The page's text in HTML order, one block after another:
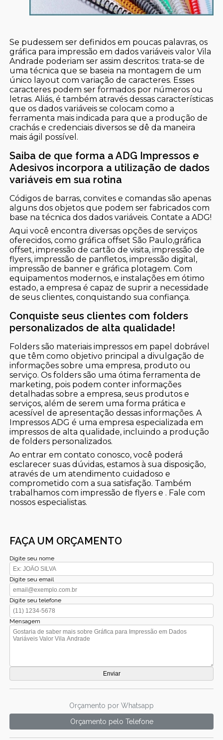
Se pudessem ser definidos em poucas palavras, os
gráfica para impressão em dados variáveis valor Vila
Andrade poderiam ser assim descritos: trata-se de
uma técnica que se baseia na montagem de um
único layout com variação de caracteres. Esses
caracteres podem ser formados por números ou
letras. Aliás, é também através dessas características
que os dados variáveis se colocam como a
ferramenta mais indicada para que a produção de
crachás e credenciais diversos se dê da maneira
mais ágil possível.
Saiba de que forma a ADG Impressos e
Adesivos incorpora a utilização de dados
variáveis em sua rotina
Códigos de barras, convites e comandas são apenas
alguns dos objetos que podem ser fabricados com
base na técnica dos dados variáveis. Contate a ADG!
Aqui você encontra diversas opções de serviços
oferecidos, como gráfica offset São Paulo,gráfica
offset, impressão de cartão de visita, impressão de
flyers, impressão de panfletos, impressão digital,
impressão de banner e gráfica plotagem. Com
equipamentos modernos, e instalações em ótimo
estado, a empresa é capaz de suprir a necessidade
de seus clientes, conquistando sua confiança.
Conquiste seus clientes com folders
personalizados de alta qualidade!
Folders são materiais impressos em papel dobrável
que têm como objetivo principal a divulgação de
informações sobre uma empresa, produto ou
serviço. Os folders são uma ótima ferramenta de
marketing, pois podem conter informações
detalhadas sobre a empresa, seus produtos e
serviços, além de serem uma forma prática e
acessível de apresentação dessas informações. A
Impressos ADG é uma empresa especializada em
impressos de alta qualidade, incluindo a produção
de folders personalizados.
Ao entrar em contato conosco, você poderá
esclarecer suas dúvidas, estamos à sua disposição,
através de um atendimento cuidadoso e
comprometido com a sua satisfação. Também
trabalhamos com impressão de flyers e . Fale com
nossos especialistas.
FAÇA UM ORÇAMENTO
Digite seu nome
Digite seu email
Digite seu telefone
Mensagem
Orçamento por Whatsapp
Orçamento pelo Telefone